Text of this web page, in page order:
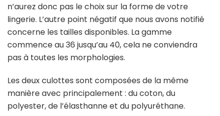
n’aurez donc pas le choix sur la forme de votre
lingerie. L’autre point négatif que nous avons notifié
concerne les tailles disponibles. La gamme
commence au 36 jusqu’au 40, cela ne conviendra
pas à toutes les morphologies.
Les deux culottes sont composées de la même
manière avec principalement : du coton, du
polyester, de l’élasthanne et du polyuréthane.